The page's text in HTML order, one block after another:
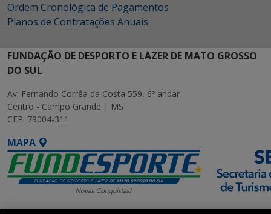
Ordem Cronológica de Pagamentos
Planos de Contratações Anuais
FUNDAÇÃO DE DESPORTO E LAZER DE MATO GROSSO
DO SUL
Av. Fernando Corrêa da Costa 559, 6º andar
Centro - Campo Grande | MS
CEP: 79004-311
MAPA